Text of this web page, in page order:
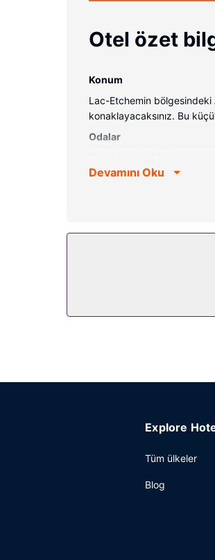
Otel özet
Konum
Lac-Etchemin
konaklayacaksınız. Bu
Odalar
kablolu TV kanalları
Restoranda yemek servisi
yapıyor. Misafirlere Hafta
Devamını Oku
Explore
Tüm ülkeler
Blog